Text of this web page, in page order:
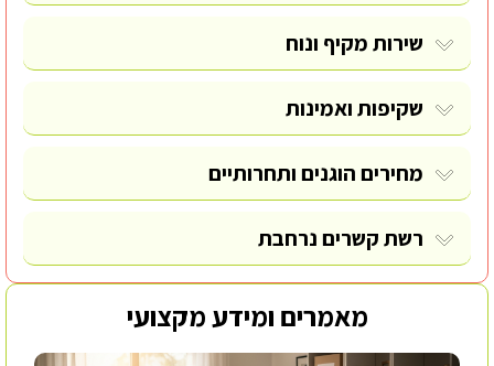
שירות מקיף ונוח
שקיפות ואמינות
מחירים הוגנים ותחרותיים
רשת קשרים נרחבת
מאמרים ומידע מקצועי